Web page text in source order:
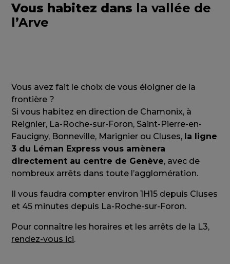
Vous habitez dans la vallée de
l’Arve
Vous avez fait le choix de vous éloigner de la
frontière ?
Si vous habitez en direction de Chamonix, à
Reignier, La-Roche-sur-Foron, Saint-Pierre-en-
Faucigny, Bonneville, Marignier ou Cluses, la ligne
3 du Léman Express vous amènera
directement au centre de Genève, avec de
nombreux arrêts dans toute l’agglomération.
Il vous faudra compter environ 1H15 depuis Cluses
et 45 minutes depuis La-Roche-sur-Foron.
Pour connaître les horaires et les arrêts de la L3,
rendez-vous ici.